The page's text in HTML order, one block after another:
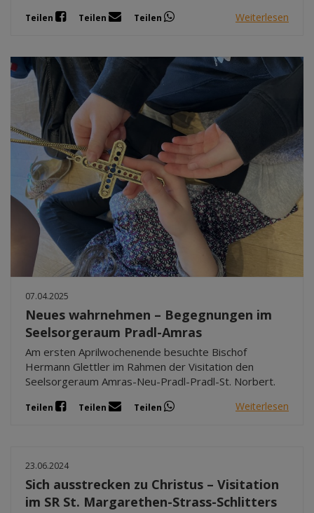
Teilen Teilen Teilen Weiterlesen
07.04.2025
Neues wahrnehmen – Begegnungen im
Seelsorgeraum Pradl-Amras
Am ersten Aprilwochenende besuchte Bischof
Hermann Glettler im Rahmen der Visitation den
Seelsorgeraum Amras-Neu-Pradl-Pradl-St. Norbert.
Teilen Teilen Teilen Weiterlesen
23.06.2024
Sich ausstrecken zu Christus – Visitation
im SR St. Margarethen-Strass-Schlitters